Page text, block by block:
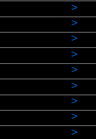
>
>
>
>
>
>
>
>
>